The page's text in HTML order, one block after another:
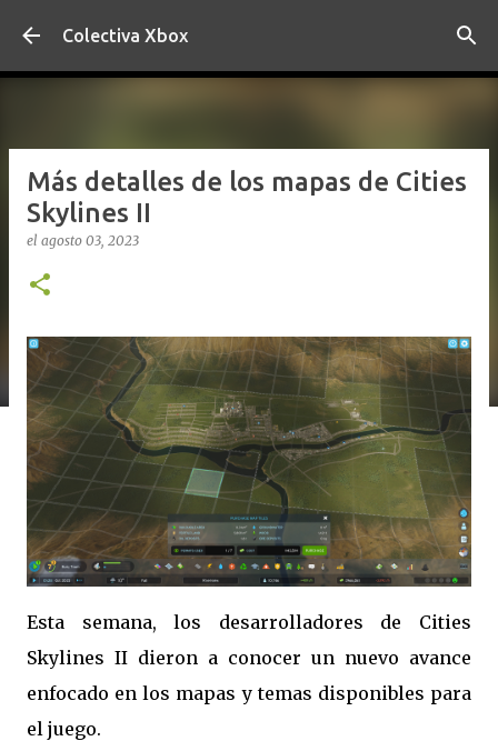
Ir al contenido principal
Colectiva Xbox
Más detalles de los mapas de Cities
Skylines II
el agosto 03, 2023
Esta semana, los desarrolladores de Cities
Skylines II dieron a conocer un nuevo avance
enfocado en los mapas y temas disponibles para
el juego.